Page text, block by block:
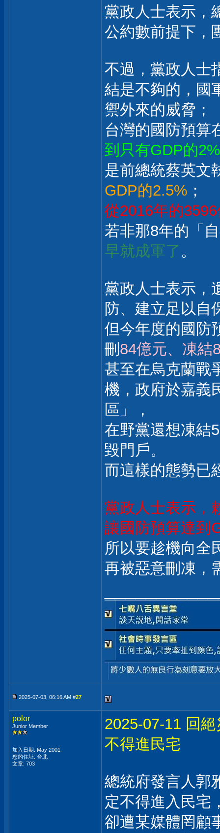
黨政人士表示，
公約數前提下，
不過，黨政人士
結是不夠的，國
禦外來的威脅；
台灣的國防預算
到只有GDP的2%
是前總統蔡英文
GDP的2.5% ；
從2016年的
若非那8年的「
早就成軍了 。
黨政人士表示，
防、建立足以自
但今年度的國防
刪 84億元、凍結
甚至在烏克蘭戰
機，政府於嘉義
區」，
在野黨還想凍結
毀門戶。
而這樣的態勢已
黨政人士表示，
讓國防預算達到
所以要趁機向全
再被惡意刪凍，
2025-07-03, 06:16 AM #27
polor
Junior Member
加入日期: May 2001
您的住址: 台北
文章: 703
2025-07-11 回
不得進民宅
總統府發言人郭
定不得進入民宅
卻遭某媒體罔顧